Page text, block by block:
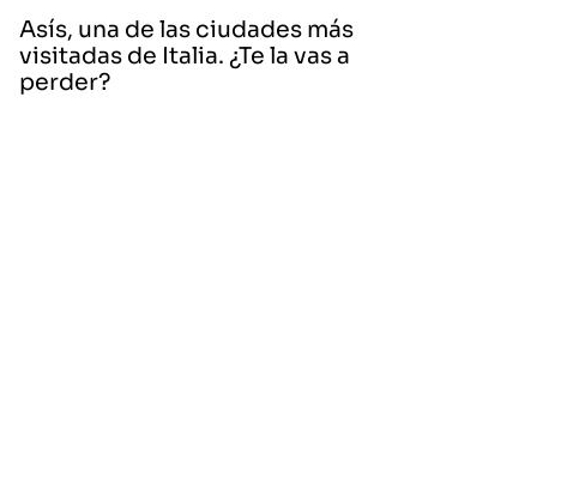
Asís, una de las ciudades más
visitadas de Italia. ¿Te la vas a
perder?